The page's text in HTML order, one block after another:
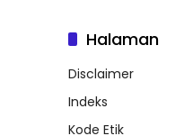
Halaman
Disclaimer
Indeks
Kode Etik